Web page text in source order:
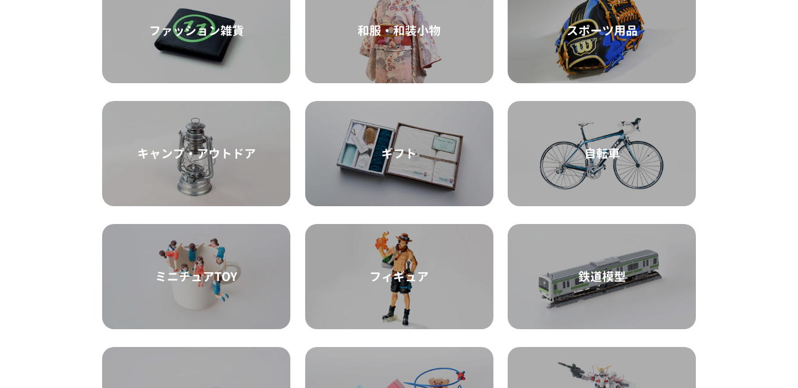
ファッション雑貨 和服・和装小物 スポーツ用品
キャンプ・アウトドア ギフト 自転車
ミニチュアTOY フィギュア 鉄道模型